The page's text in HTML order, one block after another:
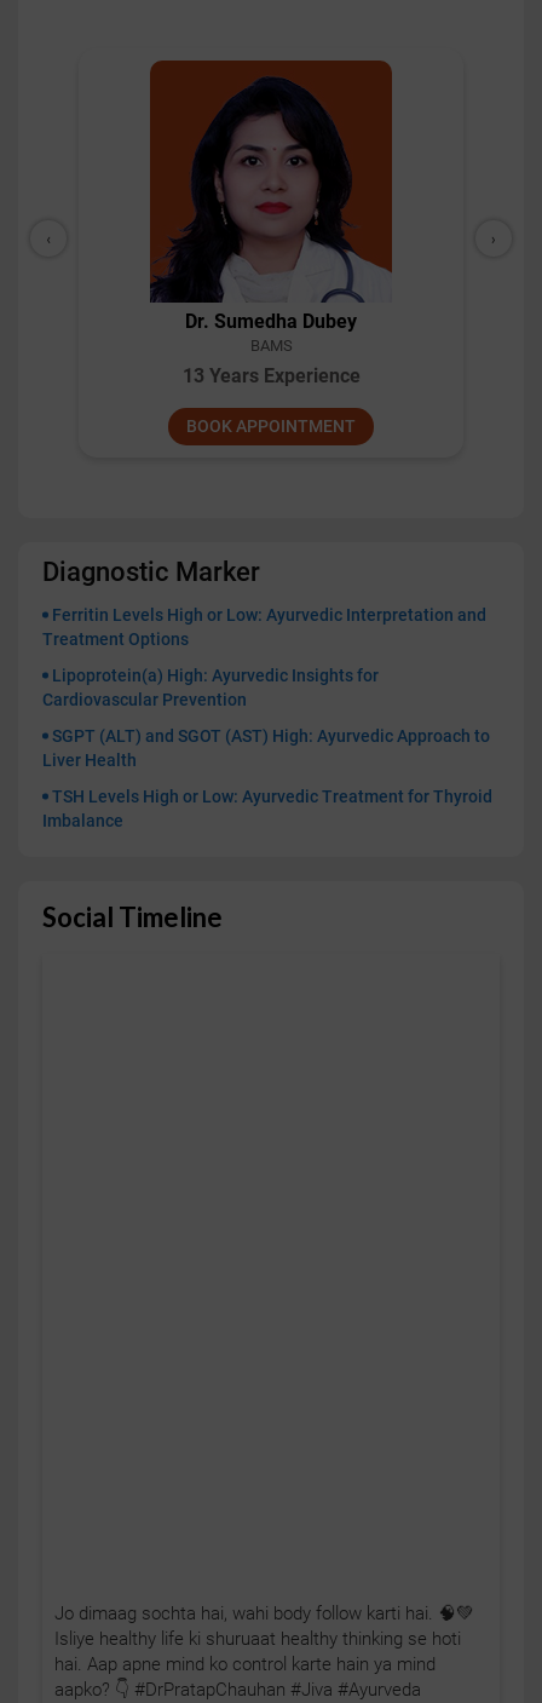
Dr. Pillai
BAMS
10 Years Experience
BOOK APPOINTMENT
‹ ›
Diagnostic Marker
Ferritin Levels High or Low: Ayurvedic Interpretation and
Treatment Options
Lipoprotein(a) High: Ayurvedic Insights for
Cardiovascular Prevention
SGPT (ALT) and SGOT (AST) High: Ayurvedic Approach to
Liver Health
TSH Levels High or Low: Ayurvedic Treatment for Thyroid
Imbalance
Social Timeline
Jo dimaag sochta hai, wahi body follow karti hai. 🧠💚
Isliye healthy life ki shuruaat healthy thinking se hoti
hai. Aap apne mind ko control karte hain ya mind
aapko? 👇 #DrPratapChauhan #Jiva #Ayurveda